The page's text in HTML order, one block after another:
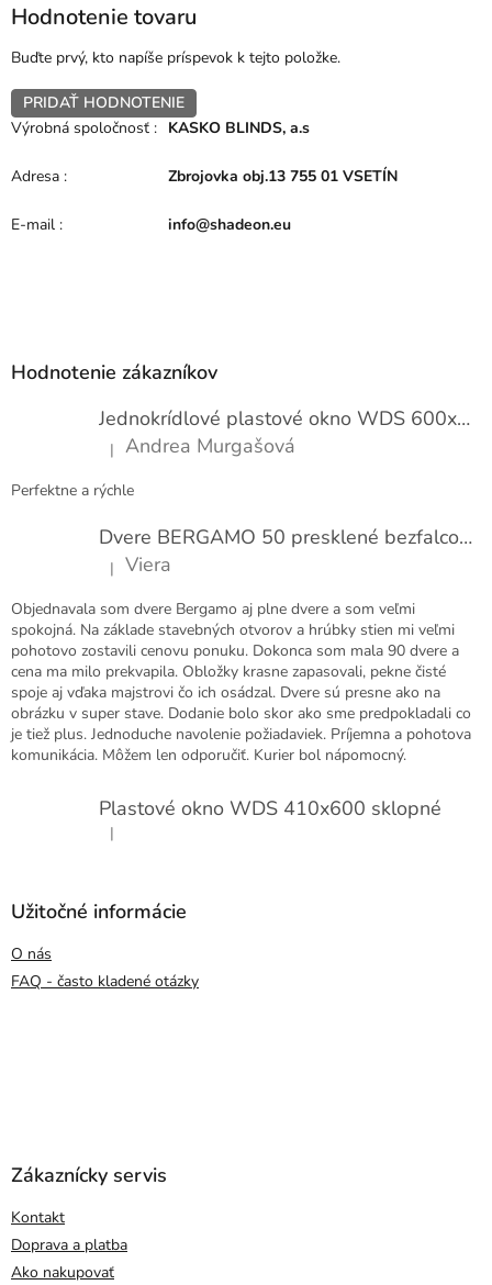
Hodnotenie tovaru
Buďte prvý, kto napíše príspevok k tejto položke.
PRIDAŤ HODNOTENIE
Výrobná spoločnosť : KASKO BLINDS, a.s
Adresa : Zbrojovka obj.13 755 01 VSETÍN
E-mail : info@shadeon.eu
Hodnotenie zákazníkov
Jednokrídlové plastové okno WDS 600x1000
Hodnotenie produktu je 5 z 5 hviezdičiek.
| Andrea Murgašová
Perfektne a rýchle
Dvere BERGAMO 50 presklené bezfalcové EXTRA
Hodnotenie produktu je 5 z 5 hviezdičiek.
| Viera
Objednavala som dvere Bergamo aj plne dvere a som veľmi
spokojná. Na základe stavebných otvorov a hrúbky stien mi veľmi
pohotovo zostavili cenovu ponuku. Dokonca som mala 90 dvere a
cena ma milo prekvapila. Obložky krasne zapasovali, pekne čisté
spoje aj vďaka majstrovi čo ich osádzal. Dvere sú presne ako na
obrázku v super stave. Dodanie bolo skor ako sme predpokladali co
je tiež plus. Jednoduche navolenie požiadaviek. Príjemna a pohotova
komunikácia. Môžem len odporučiť. Kurier bol nápomocný.
Plastové okno WDS 410x600 sklopné
Hodnotenie produktu je 5 z 5 hviezdičiek.
|
Užitočné informácie
O nás
FAQ - často kladené otázky
Zákaznícky servis
Kontakt
Doprava a platba
Ako nakupovať